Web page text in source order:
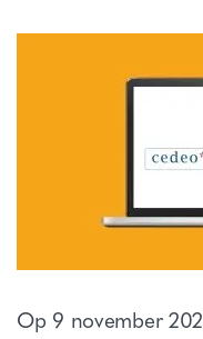
Op 9 november